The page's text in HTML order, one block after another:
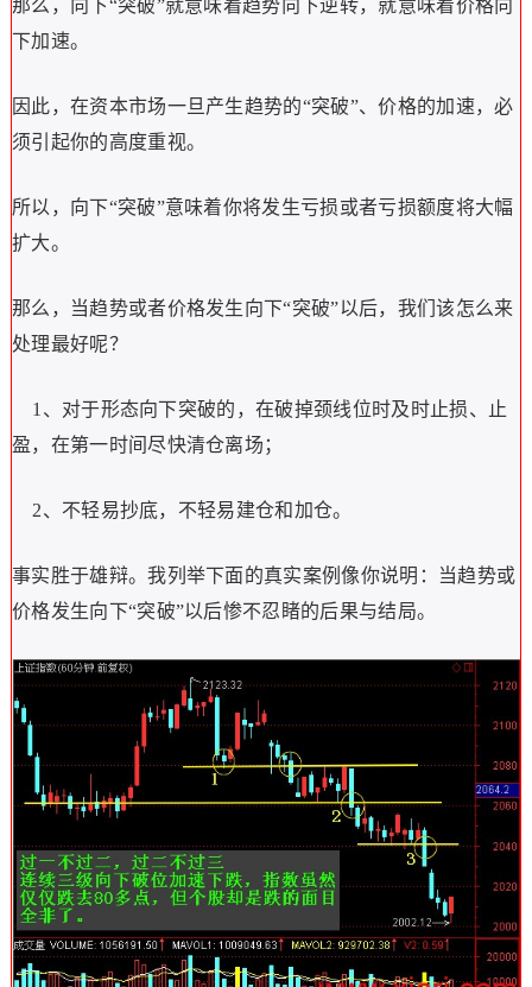
那么，向下“突破”就意味着趋势向下逆转，就意味着价格向
下加速。
因此，在资本市场一旦产生趋势的“突破”、价格的加速，必
须引起你的高度重视。
所以，向下“突破”意味着你将发生亏损或者亏损额度将大幅
扩大。
那么，当趋势或者价格发生向下“突破”以后，我们该怎么来
处理最好呢？
1、对于形态向下突破的，在破掉颈线位时及时止损、止
盈，在第一时间尽快清仓离场；
2、不轻易抄底，不轻易建仓和加仓。
事实胜于雄辩。我列举下面的真实案例像你说明：当趋势或
价格发生向下“突破”以后惨不忍睹的后果与结局。